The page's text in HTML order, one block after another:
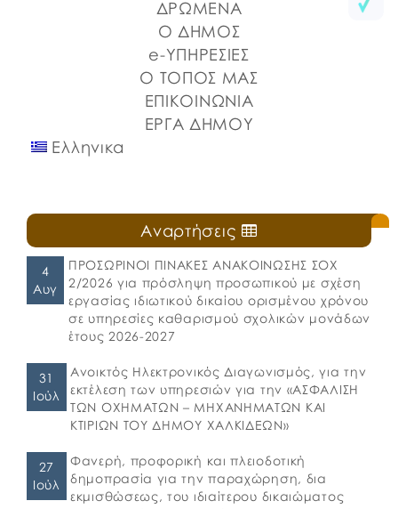
⚓️Η επίσημη έναρξη πραγματοποιήθηκε με την
ΔΡΩΜΕΝΑ
Ο ΔΗΜΟΣ
e-ΥΠΗΡΕΣΙΕΣ
Ο ΤΟΠΟΣ ΜΑΣ
ΕΠΙΚΟΙΝΩΝΙΑ
ΕΡΓΑ ΔΗΜΟΥ
Ελληνικα
Αναρτήσεις
4
Αυγ
ΠΡΟΣΩΡΙΝΟΙ ΠΙΝΑΚΕΣ ΑΝΑΚΟΙΝΩΣΗΣ ΣΟΧ
2/2026 για πρόσληψη προσωπικού με σχέση
εργασίας ιδιωτικού δικαίου ορισμένου χρόνου
σε υπηρεσίες καθαρισμού σχολικών μονάδων
έτους 2026-2027
31
Ιούλ
Ανοικτός Ηλεκτρονικός Διαγωνισμός, για την
εκτέλεση των υπηρεσιών για την «ΑΣΦΑΛΙΣΗ
ΤΩΝ ΟΧΗΜΑΤΩΝ – ΜΗΧΑΝΗΜΑΤΩΝ ΚΑΙ
ΚΤΙΡΙΩΝ ΤΟΥ ΔΗΜΟΥ ΧΑΛΚΙΔΕΩΝ»
27
Ιούλ
Φανερή, προφορική και πλειοδοτική
δημοπρασία για την παραχώρηση, δια
εκμισθώσεως, του ιδιαίτερου δικαιώματος